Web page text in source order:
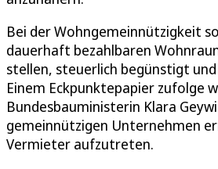
Bei der Wohngemeinnützigkeit
dauerhaft bezahlbaren
stellen, steuerlich begünstigt
Einem Eckpunktepapier zufolge
Bundesbauministerin Klara
gemeinnützigen Unternehmen
Vermieter aufzutreten.